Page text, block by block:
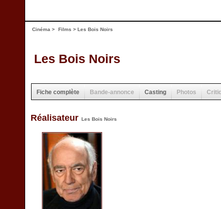
Cinéma > Films > Les Bois Noirs
Les Bois Noirs
Fiche complète Bande-annonce Casting Photos
Réalisateur Les Bois Noirs